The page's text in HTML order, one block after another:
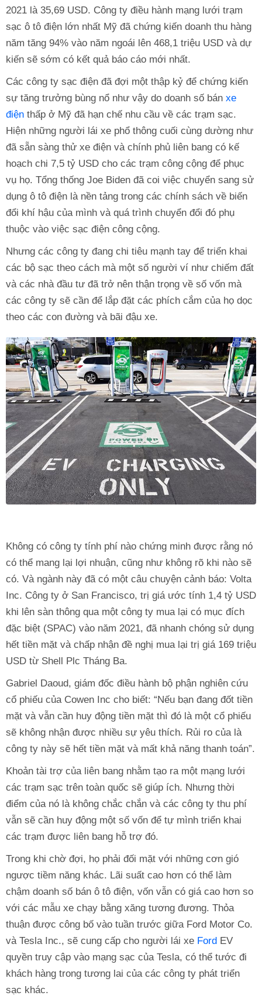
2021 là 35,69 USD. Công ty điều hành mạng lưới trạm
sạc ô tô điện lớn nhất Mỹ đã chứng kiến doanh thu hàng
năm tăng 94% vào năm ngoái lên 468,1 triệu USD và dự
kiến ​​sẽ sớm có kết quả báo cáo mới nhất.
Các công ty sạc điện đã đợi một thập kỷ để chứng kiến ​​
sự tăng trưởng bùng nổ như vậy do doanh số bán xe
điện thấp ở Mỹ đã hạn chế nhu cầu về các trạm sạc.
Hiện những người lái xe phổ thông cuối cùng dường như
đã sẵn sàng thử xe điện và chính phủ liên bang có kế
hoạch chi 7,5 tỷ USD cho các trạm công cộng để phục
vụ họ. Tổng thống Joe Biden đã coi việc chuyển sang sử
dụng ô tô điện là nền tảng trong các chính sách về biến
đổi khí hậu của mình và quá trình chuyển đổi đó phụ
thuộc vào việc sạc điện công cộng.
Nhưng các công ty đang chi tiêu mạnh tay để triển khai
các bộ sạc theo cách mà một số người ví như chiếm đất
và các nhà đầu tư đã trở nên thận trọng về số vốn mà
các công ty sẽ cần để lắp đặt các phích cắm của họ dọc
theo các con đường và bãi đậu xe.
Không có công ty tính phí nào chứng minh được rằng nó
có thể mang lại lợi nhuận, cũng như không rõ khi nào sẽ
có. Và ngành này đã có một câu chuyện cảnh báo: Volta
Inc. Công ty ở San Francisco, trị giá ước tính 1,4 tỷ USD
khi lên sàn thông qua một công ty mua lại có mục đích
đặc biệt (SPAC) vào năm 2021, đã nhanh chóng sử dụng
hết tiền mặt và chấp nhận đề nghị mua lại trị giá 169 triệu
USD từ Shell Plc Tháng Ba.
Gabriel Daoud, giám đốc điều hành bộ phận nghiên cứu
cổ phiếu của Cowen Inc cho biết: “Nếu bạn đang đốt tiền
mặt và vẫn cần huy động tiền mặt thì đó là một cổ phiếu
sẽ không nhận được nhiều sự yêu thích. Rủi ro của là
công ty này sẽ hết tiền mặt và mất khả năng thanh toán”.
Khoản tài trợ của liên bang nhằm tạo ra một mạng lưới
các trạm sạc trên toàn quốc sẽ giúp ích. Nhưng thời
điểm của nó là không chắc chắn và các công ty thu phí
vẫn sẽ cần huy động một số vốn để tự mình triển khai
các trạm được liên bang hỗ trợ đó.
Trong khi chờ đợi, họ phải đối mặt với những cơn gió
ngược tiềm năng khác. Lãi suất cao hơn có thể làm
chậm doanh số bán ô tô điện, vốn vẫn có giá cao hơn so
với các mẫu xe chạy bằng xăng tương đương. Thỏa
thuận được công bố vào tuần trước giữa Ford Motor Co.
và Tesla Inc., sẽ cung cấp cho người lái xe Ford EV
quyền truy cập vào mạng sạc của Tesla, có thể tước đi
khách hàng trong tương lai của các công ty phát triển
sạc khác.